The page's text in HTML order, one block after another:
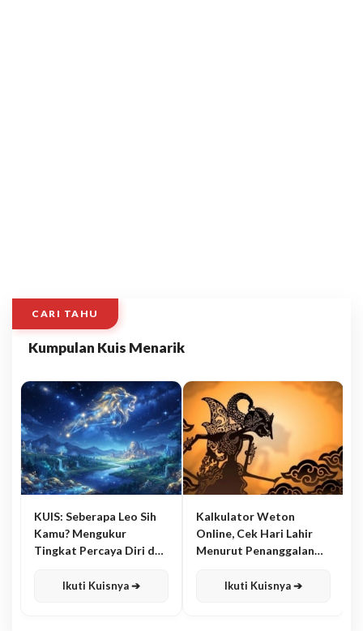
CARI TAHU
Kumpulan Kuis Menarik
KUIS: Seberapa Leo Sih
Kamu? Mengukur
Tingkat Percaya Diri dan
Ikuti Kuisnya ➔
Kalkulator Weton
Online, Cek Hari Lahir
Menurut Penanggalan
Ikuti Kuisnya ➔